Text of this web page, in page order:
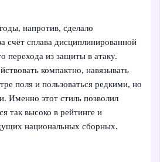
напротив, сделало
счёт сплава дисциплинированной
перехода из защиты в атаку.
компактно, навязывать
поля и пользоваться редкими, но
Именно этот стиль позволил
так высоко в рейтинге и
национальных сборных.